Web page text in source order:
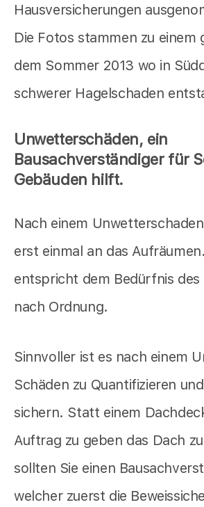
Hausversicherungen
Die Fotos stammen zu einem
dem Sommer 2013 wo in
schwerer Hagelschaden
Unwetterschäden, ein
Bausachverständiger für
Gebäuden hilft.
Nach einem
erst einmal an das
entspricht dem Bedürfnis des
nach Ordnung.
Sinnvoller ist es nach einem
Schäden zu Quantifizieren
sichern. Statt einem
Auftrag zu geben das Dach
sollten Sie einen
welcher zuerst die